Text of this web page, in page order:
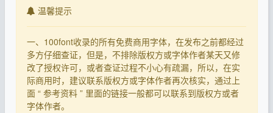
温馨提示
一、100font收录的所有免费商用字体，在发布之前都经过
多方仔细查证，但是，不排除版权方或字体作者某天又修
改了授权许可，或者查证过程不小心有疏漏，所以，在实
际商用时，建议联系版权方或字体作者再次核实，通过上
面 “ 参考资料 ” 里面的链接一般都可以联系到版权方或者
字体作者。